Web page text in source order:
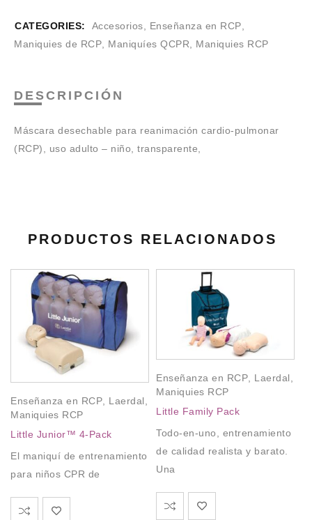
CATEGORIES: Accesorios, Enseñanza en RCP,
Maniquies de RCP, Maniquíes QCPR, Maniquies RCP
DESCRIPCIÓN
Máscara desechable para reanimación cardio-pulmonar
(RCP), uso adulto – niño, transparente,
PRODUCTOS RELACIONADOS
Enseñanza en RCP Laerdal
Maniquies RCP
Little Junior™ 4-Pack
El maniquí de entrenamiento
para niños CPR de
Enseñanza en RCP, Laerdal,
Maniquies RCP
Little Family Pack
Todo-en-uno, entrenamiento
de calidad realista y barato.
Una